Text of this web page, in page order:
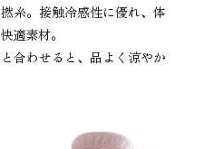
糸。接触冷感性に優れ、体
適素材。
合わせると、品よく涼やか